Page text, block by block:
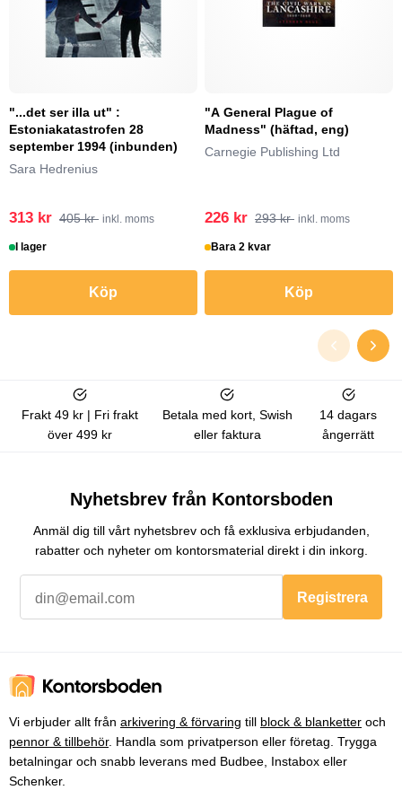
"...det ser illa ut" :
Estoniakatastrofen 28
september 1994 (inbunden)
Sara Hedrenius
313 kr 405 kr inkl. moms
I lager
Köp
"A General Plague of
Madness" (häftad, eng)
Carnegie Publishing Ltd
226 kr 293 kr inkl. moms
Bara 2 kvar
Köp
Frakt 49 kr | Fri frakt
över 499 kr
Betala med kort, Swish
eller faktura
14 dagars
ångerrätt
Nyhetsbrev från Kontorsboden
Anmäl dig till vårt nyhetsbrev och få exklusiva erbjudanden,
rabatter och nyheter om kontorsmaterial direkt i din inkorg.
Registrera
Vi erbjuder allt från arkivering & förvaring till block & blanketter och
pennor & tillbehör. Handla som privatperson eller företag. Trygga
betalningar och snabb leverans med Budbee, Instabox eller
Schenker.